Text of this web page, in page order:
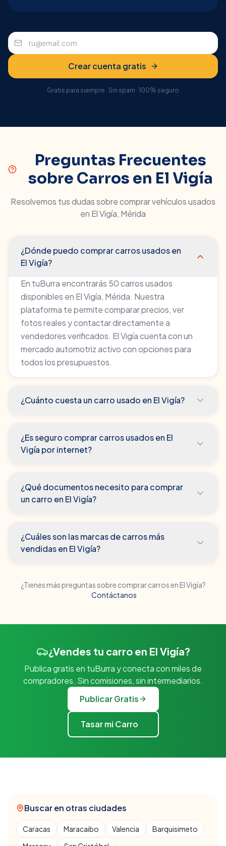
Crear cuenta gratis
Gratis para siempre · Sin spam · 100% seguro
Preguntas Frecuentes
sobre Carros en El Vigía
Resolvemos tus dudas sobre comprar vehículos usados
en El Vigía, Mérida
¿Dónde puedo comprar carros usados en
El Vigía?
En tuBurra encontrarás 50 carros usados
disponibles en El Vigía, Mérida. Nuestra
plataforma te permite comparar precios, ver
fotos reales y contactar directamente a
vendedores verificados. El Vigía cuenta con un
mercado automotriz activo con opciones para
todos los presupuestos.
¿Cuánto cuesta un carro usado en El Vigía?
¿Es seguro comprar carros usados en El
Vigía por internet?
¿Qué documentos necesito para comprar
un carro en El Vigía?
¿Cuáles son las marcas de carros más
vendidas en El Vigía?
¿Tienes más preguntas sobre comprar carros en El Vigía?
Contáctanos
¿Vendes tu carro en El Vigía?
Publica gratis en tuBurra y conecta con miles de
compradores. Sin comisiones, sin intermediarios.
Publicar Gratis
Tasar mi Carro
Buscar en otras ciudades
Caracas Maracaibo Valencia
Barquisimeto